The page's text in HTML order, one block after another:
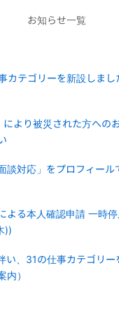
お知らせ一覧
カテゴリーを新設しまし
により被災された方への
談対応」をプロフィー
よる本人確認申請 一時
))
い、31の仕事カテゴリー
内）